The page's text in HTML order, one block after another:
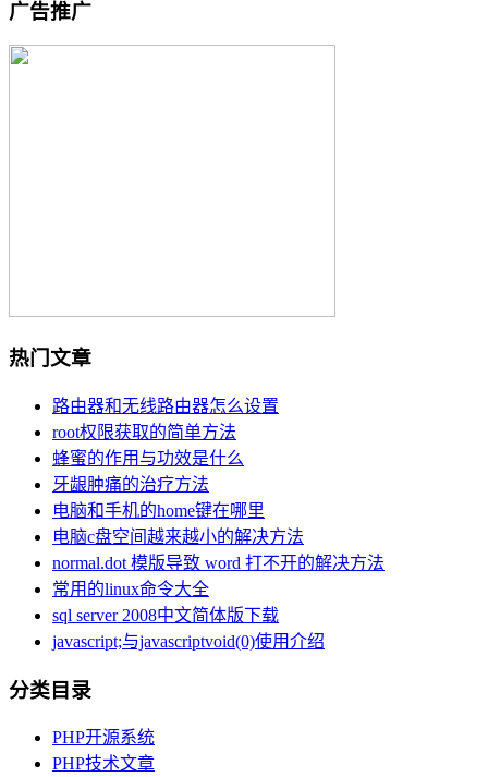
广告推广
热门文章
路由器和无线路由器怎么设置
root权限获取的简单方法
蜂蜜的作用与功效是什么
牙龈肿痛的治疗方法
电脑和手机的home键在哪里
电脑c盘空间越来越小的解决方法
normal.dot 模版导致 word 打不开的解决方法
常用的linux命令大全
sql server 2008中文简体版下载
javascript;与javascriptvoid(0)使用介绍
分类目录
PHP开源系统
PHP技术文章